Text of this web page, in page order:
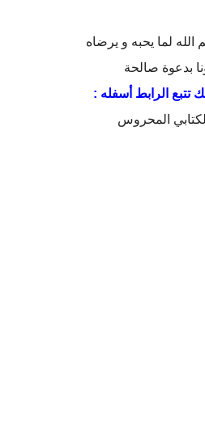
الله لما يحبه و يرضاه
بدعوة صالحة
تتبع الرابط أسفله :
المحروس